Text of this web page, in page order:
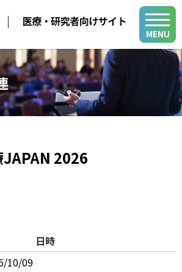
MENU
新規登録
システム
／在宅医療関連
システム
2026
日時
10/09